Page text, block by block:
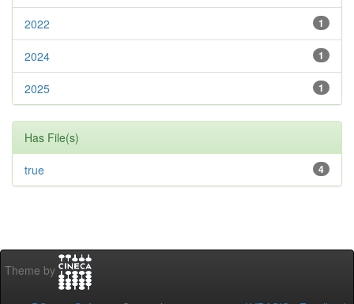
1
2022
1
2024
1
2025
Has File(s)
4
true
Theme by